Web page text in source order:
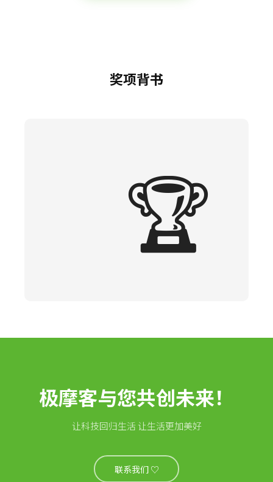
奖项背书
🏆
极摩客与您共创未来！
让科技回归生活 让生活更加美好
联系我们 ♡